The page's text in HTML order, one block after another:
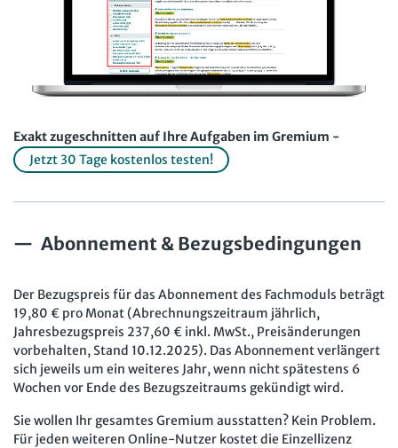
Exakt zugeschnitten auf Ihre Aufgaben im Gremium -
Jetzt 30 Tage kostenlos testen!
Abonnement & Bezugsbedingungen
Der Bezugspreis für das Abonnement des Fachmoduls beträgt
19,80 € pro Monat (Abrechnungszeitraum jährlich,
Jahresbezugspreis 237,60 € inkl. MwSt., Preisänderungen
vorbehalten, Stand 10.12.2025). Das Abonnement verlängert
sich jeweils um ein weiteres Jahr, wenn nicht spätestens 6
Wochen vor Ende des Bezugszeitraums gekündigt wird.
Sie wollen Ihr gesamtes Gremium ausstatten? Kein Problem.
Für jeden weiteren Online-Nutzer kostet die Einzellizenz